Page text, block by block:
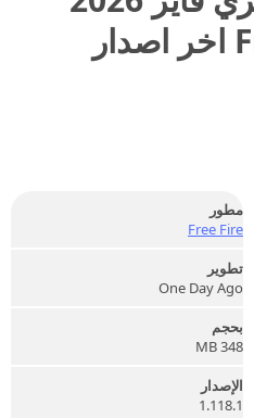
Free Fire script اخر اصدار
مطور
Free Fire
تطوير
One Day Ago
بحجم
348 MB
الإصدار
1.118.1